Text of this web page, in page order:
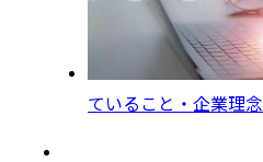
ていること・企業理念